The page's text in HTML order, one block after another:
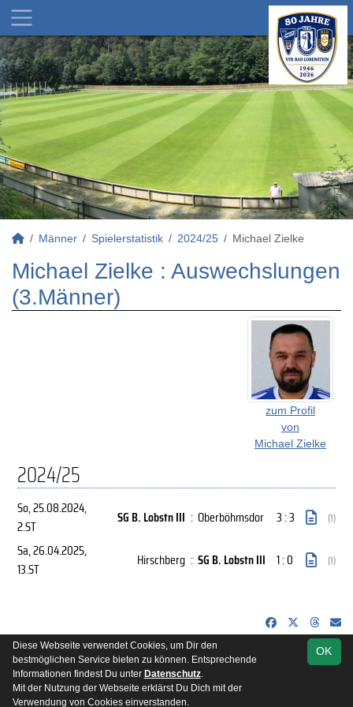
Männer Spielerstatistik 2024/25 Michael Zielke
Michael Zielke : Auswechslungen
(3.Männer)
zum Profil
von
Michael Zielke
2024/25
So, 25.08.2024,
2.ST
SG B. Lobstn III : Oberböhmsdor 3 : 3 (1)
Sa, 26.04.2025,
13.ST
Hirschberg : SG B. Lobstn III 1 : 0 (1)
soccero.de
© 2006 - 2026
Besucherstatistik Kontakt Impressum
OK
Diese Webseite verwendet Cookies, um Dir den
bestmöglichen Service bieten zu können. Entsprechende
Informationen findest Du unter Datenschutz.
Mit der Nutzung der Webseite erklärst Du Dich mit der
Verwendung von Cookies einverstanden.